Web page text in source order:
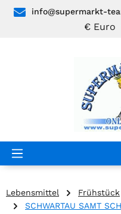
Zum Hauptinhalt springen
info@supermarkt-
€ Euro
Lebensmittel Frühstück
SCHWARTAU SAMT